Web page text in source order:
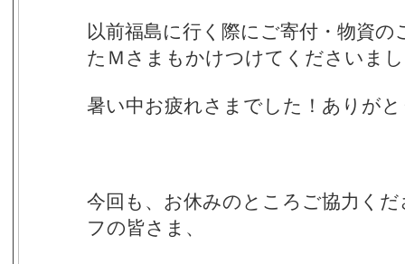
以前福島に行く際にご寄付・物資
たＭさまもかけつけてくださいま
暑い中お疲れさまでした！ありが
今回も、お休みのところご協力く
フの皆さま、